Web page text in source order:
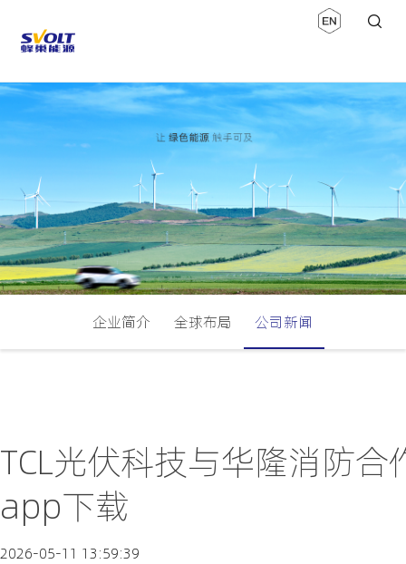
企业简介 全球布局 公司新闻
TCL光伏科技与华隆消防
app下载
2026-05-11 13:59:39